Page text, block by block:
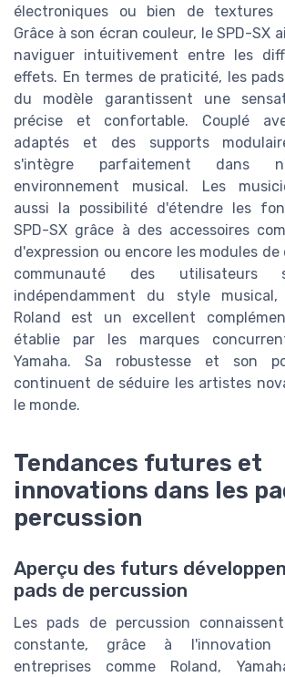
électroniques ou bien de textures
Grâce à son écran couleur, le SPD-SX
naviguer intuitivement entre les
effets. En termes de praticité, les
du modèle garantissent une
précise et confortable. Couplé
adaptés et des supports
s'intègre parfaitement dans
environnement musical. Les
aussi la possibilité d'étendre les
SPD-SX grâce à des accessoires
d'expression ou encore les modules
communauté des utilisateurs
indépendamment du style
Roland est un excellent
établie par les marques
Yamaha. Sa robustesse et son
continuent de séduire les artistes
le monde.
Tendances futures et
innovations dans les
percussion
Aperçu des futurs
pads de percussion
Les pads de percussion
constante, grâce à l'innovation
entreprises comme Roland,